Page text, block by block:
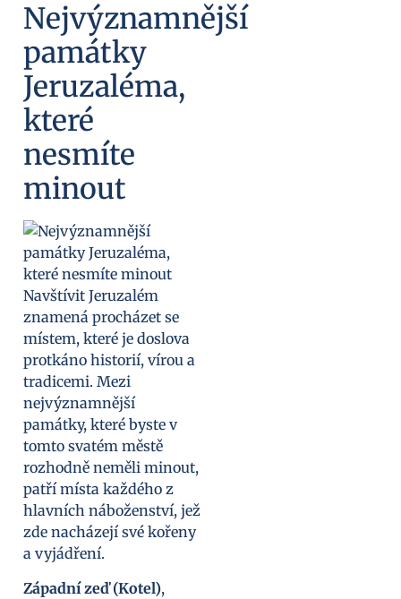
Nejvýznamnější
památky
Jeruzaléma,
které
nesmíte
minout
Navštívit Jeruzalém
znamená procházet se
místem, které je doslova
protkáno historií, vírou a
tradicemi. Mezi
nejvýznamnější
památky, které byste v
tomto svatém městě
rozhodně neměli minout,
patří místa každého z
hlavních náboženství, jež
zde nacházejí své kořeny
a vyjádření.
Západní zeď (Kotel),